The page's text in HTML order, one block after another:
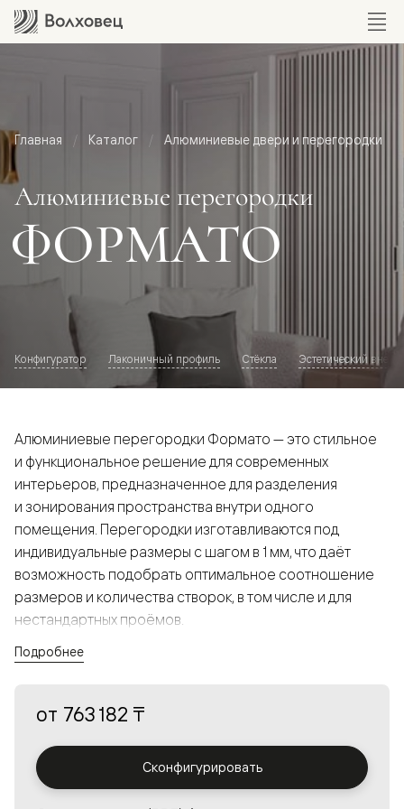
Главная Каталог Алюминиевые двери и перегородки
Алюминиевые перегородки
ФОРМАТО
Конфигуратор Лаконичный профиль Стёкла Эстетический
Алюминиевые перегородки Формато — это стильное
и функциональное решение для современных
интерьеров, предназначенное для разделения
и зонирования пространства внутри одного
помещения. Перегородки изготавливаются под
индивидуальные размеры с шагом в 1 мм, что даёт
возможность подобрать оптимальное соотношение
размеров и количества створок, в том числе и для
нестандартных проёмов.
а большой выбор вставок из стекла с различными
решения в интерьере и варьировать освещённость.
Подробнее
от 763 182 ₸
Сконфигурировать